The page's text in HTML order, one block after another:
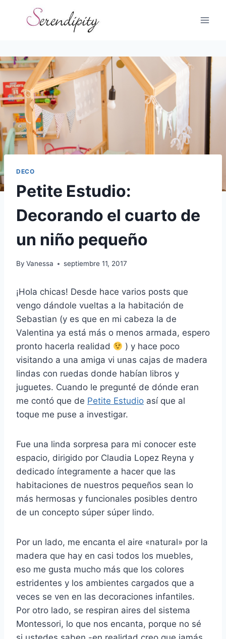
DECO
Petite Estudio:
Decorando el cuarto de
un niño pequeño
By Vanessa septiembre 11, 2017
¡Hola chicas! Desde hace varios posts que
vengo dándole vueltas a la habitación de
Sebastian (y es que en mi cabeza la de
Valentina ya está más o menos armada, espero
pronto hacerla realidad
) y hace poco
visitando a una amiga vi unas cajas de madera
lindas con ruedas donde habían libros y
juguetes. Cuando le pregunté de dónde eran
me contó que de Petite Estudio así que al
toque me puse a investigar.
Fue una linda sorpresa para mi conocer este
espacio, dirigido por Claudia Lopez Reyna y
dedicado íntegramente a hacer que las
habitaciones de nuestros pequeños sean lo
más hermosas y funcionales posibles dentro
de un concepto súper súper lindo.
Por un lado, me encanta el aire «natural» por la
madera que hay en casi todos los muebles,
eso me gusta mucho más que los colores
estridentes y los ambientes cargados que a
veces se ven en las decoraciones infantiles.
Por otro lado, se respiran aires del sistema
Montessori, lo que nos encanta, porque no sé